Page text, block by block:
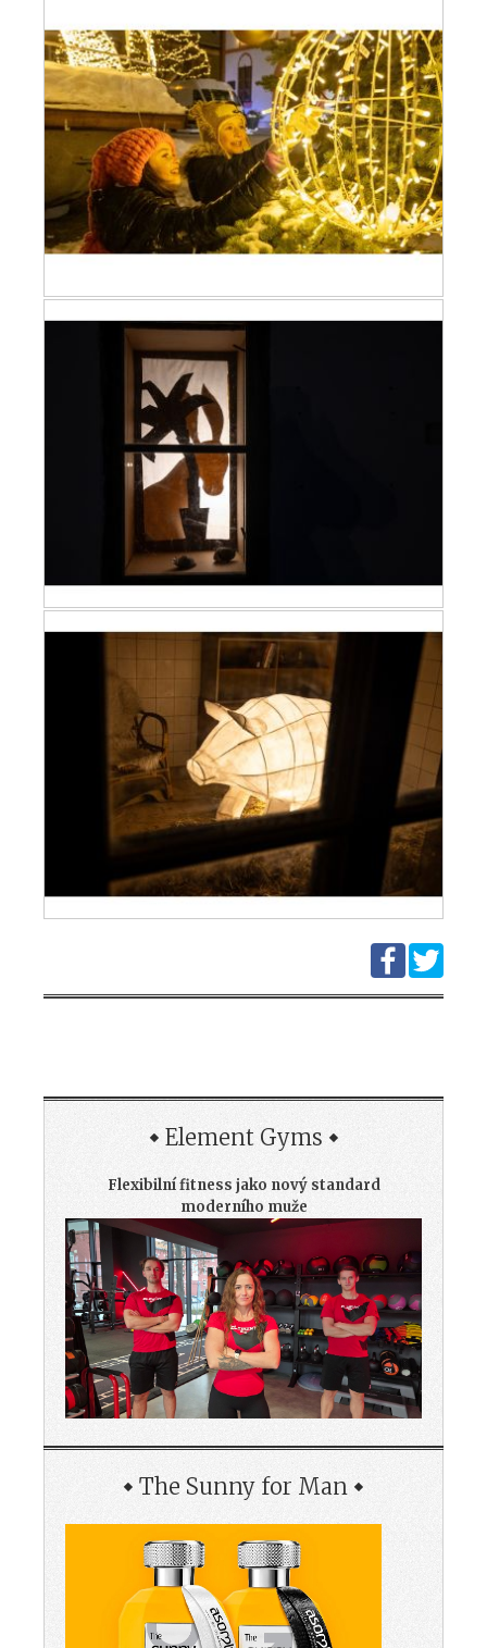
Element Gyms
Flexibilní fitness jako nový standard
moderního muže
The Sunny for Man